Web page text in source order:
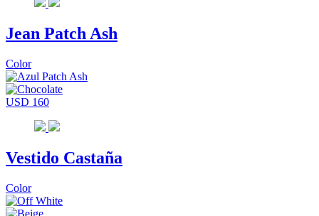
Jean Patch Ash
Color
USD 160
Vestido Castaña
Color